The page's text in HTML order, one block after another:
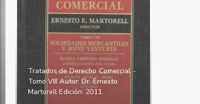
Tratados de Derecho Comercial -
Tomo VIII Autor: Dr. Ernesto
Martorell Edición: 2011.